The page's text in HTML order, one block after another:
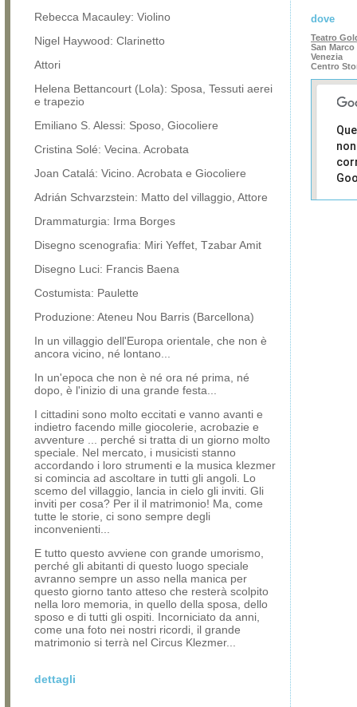
Rebecca Macauley: Violino
Nigel Haywood: Clarinetto
Attori
Helena Bettancourt (Lola): Sposa, Tessuti aerei
e trapezio
Emiliano S. Alessi: Sposo, Giocoliere
Cristina Solé: Vecina. Acrobata
Joan Catalá: Vicino. Acrobata e Giocoliere
Adrián Schvarzstein: Matto del villaggio, Attore
Drammaturgia: Irma Borges
Disegno scenografia: Miri Yeffet, Tzabar Amit
Disegno Luci: Francis Baena
Costumista: Paulette
Produzione: Ateneu Nou Barris (Barcellona)
In un villaggio dell'Europa orientale, che non è
ancora vicino, né lontano...
In un'epoca che non è né ora né prima, né
dopo, è l'inizio di una grande festa...
I cittadini sono molto eccitati e vanno avanti e
indietro facendo mille giocolerie, acrobazie e
avventure ... perché si tratta di un giorno molto
speciale. Nel mercato, i musicisti stanno
accordando i loro strumenti e la musica klezmer
si comincia ad ascoltare in tutti gli angoli. Lo
scemo del villaggio, lancia in cielo gli inviti. Gli
inviti per cosa? Per il il matrimonio! Ma, come
tutte le storie, ci sono sempre degli
inconvenienti...
E tutto questo avviene con grande umorismo,
perché gli abitanti di questo luogo speciale
avranno sempre un asso nella manica per
questo giorno tanto atteso che resterà scolpito
nella loro memoria, in quello della sposa, dello
sposo e di tutti gli ospiti. Incorniciato da anni,
come una foto nei nostri ricordi, il grande
matrimonio si terrà nel Circus Klezmer...
dettagli
dove
Teatro
San Marco
Venezia
Centro